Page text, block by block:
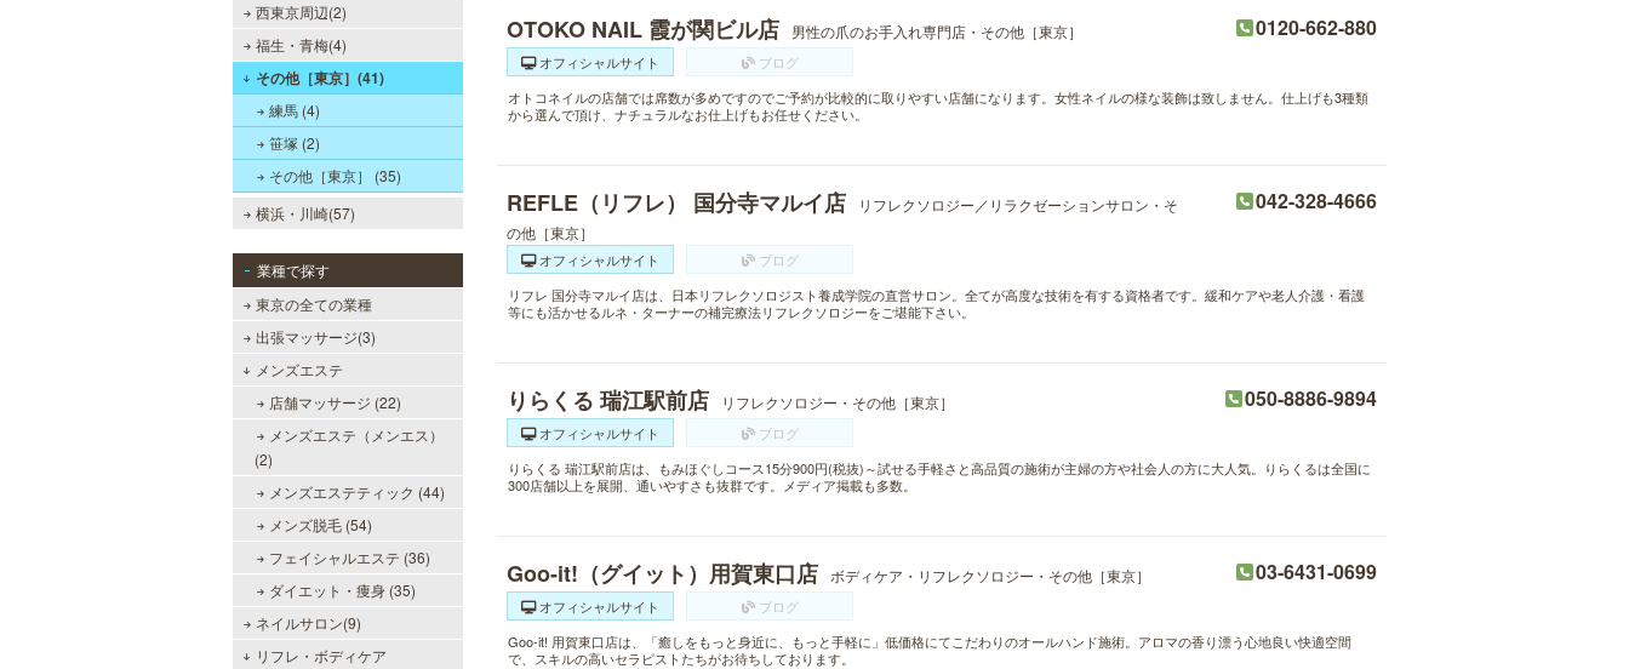
西東京周辺(2)
福生・青梅(4)
その他［東京］(41)
練馬 (4)
笹塚 (2)
その他［東京］ (35)
横浜・川崎(57)
業種で探す
東京の全ての業種
出張マッサージ(3)
メンズエステ
店舗マッサージ (22)
メンズエステ（メンエス）
(2)
メンズエステティック (44)
メンズ脱毛 (54)
フェイシャルエステ (36)
ダイエット・痩身 (35)
ネイルサロン(9)
リフレ・ボディケア
OTOKO NAIL 霞が関ビル店 男性の爪のお手入れ専門店・その他［東京］ 0120-662-880
オフィシャルサイト
ブログ
オトコネイルの店舗では席数が多めですのでご予約が比較的に取りやすい店舗になります。女性ネイルの様な装飾は致しません。仕上げも3種類
から選んで頂け、ナチュラルなお仕上げもお任せください。
REFLE（リフレ） 国分寺マルイ店
リフレクソロジー／リラクゼーションサロン・そ
の他［東京］
042-328-4666
オフィシャルサイト
ブログ
リフレ 国分寺マルイ店は、日本リフレクソロジスト養成学院の直営サロン。全てが高度な技術を有する資格者です。緩和ケアや老人介護・看護
等にも活かせるルネ・ターナーの補完療法リフレクソロジーをご堪能下さい。
りらくる 瑞江駅前店 リフレクソロジー・その他［東京］ 050-8886-9894
オフィシャルサイト
ブログ
りらくる 瑞江駅前店は、もみほぐしコース15分900円(税抜)～試せる手軽さと高品質の施術が主婦の方や社会人の方に大人気。りらくるは全国に
300店舗以上を展開、通いやすさも抜群です。メディア掲載も多数。
Goo-it!（グイット）用賀東口店 ボディケア・リフレクソロジー・その他［東京］ 03-6431-0699
オフィシャルサイト
ブログ
Goo-it! 用賀東口店は、「癒しをもっと身近に、もっと手軽に」低価格にてこだわりのオールハンド施術。アロマの香り漂う心地良い快適空間
で、スキルの高いセラピストたちがお待ちしております。